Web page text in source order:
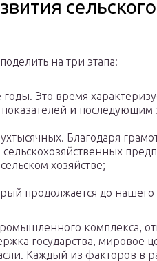
сельского
на три этапа:
Это время
и последующим
Благодаря
хозяйстве;
продолжается до
комплекса,
государства, мировое
Каждый из факторов в